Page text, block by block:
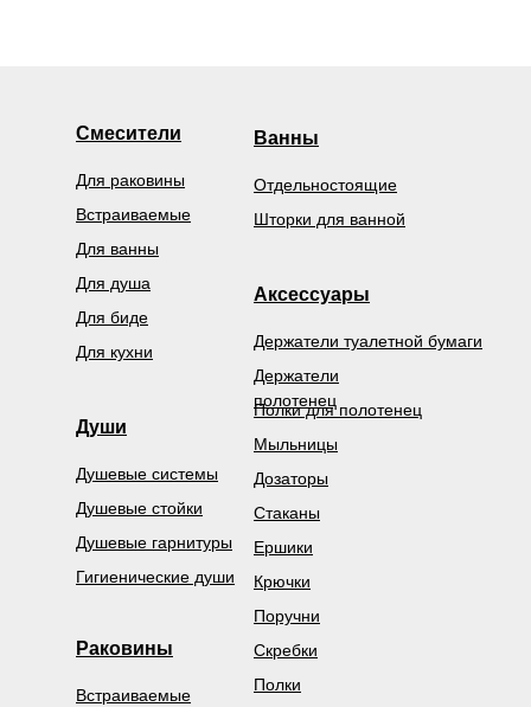
Смесители
Души
Душевые гарнитуры
Душевые системы
Гигиенические души
Поручни
Скребки
Дозаторы
Полки
Стаканы
Ершики
Крючки
Держатели
полотенец
Мыльницы
Держатели туалетной бумаги
Полки для полотенец
Раковины
Встраиваемые
Встраиваемые
Для биде
Для ванны
Для душа
Для раковины
Для кухни
Ванны
Отдельностоящие
Шторки для ванной
Аксессуары
Душевые стойки